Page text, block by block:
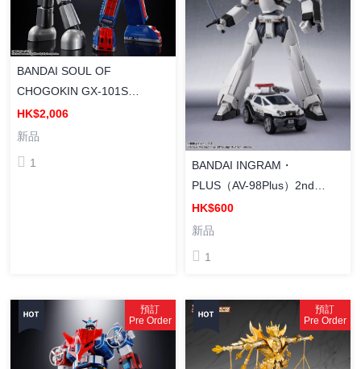
BANDAI SOUL OF
CHOGOKIN GX-101S
DAITETSUJIN 17&18
GRAVITON BOX [超合金魂]
HK$2,006
新品
1
BANDAI INGRAM・
PLUS（AV-98Plus）2nd
[ROBOT魂] 《機動警察
EZY》INGRAM・PLUS（AV-
HK$600
新品
1
預訂
Pre Order
預訂
Pre Order